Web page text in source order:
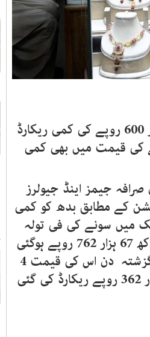
پاکستان میں بدھ کے روز سونے کی قیمت میں 8 ہزار 600 روپے کی کمی ریکارڈ
کی قیمت میں بھی کمی
صرافہ جیمز اینڈ جیولرز
کے مطابق بدھ کو کمی
میں سونے کی فی تولہ
قیمت 4 لاکھ 67 ہزار 762 روپے ہوگئی
ہے جبکہ گزشتہ دن اس کی قیمت 4
لاکھ 76 ہزار 362 روپے ریکارڈ کی گئی